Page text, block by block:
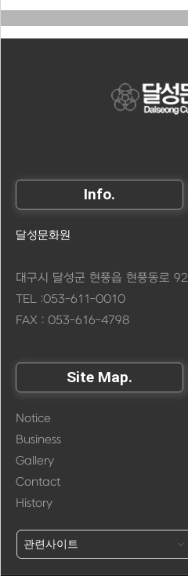
Info.
달성문화원
대구시 달성군 현풍읍 현풍동로 92
TEL :053-611-0010
FAX : 053-616-4798
Site Map.
Notice
Business
Gallery
Contact
History